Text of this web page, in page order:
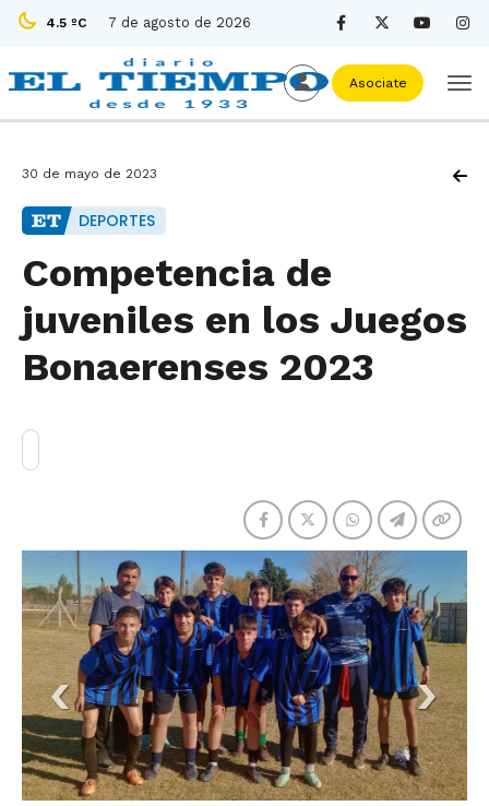
4.5 ºC 7 de agosto de 2026
Asociate
30 de mayo de 2023
DEPORTES
Competencia de
juveniles en los Juegos
Bonaerenses 2023